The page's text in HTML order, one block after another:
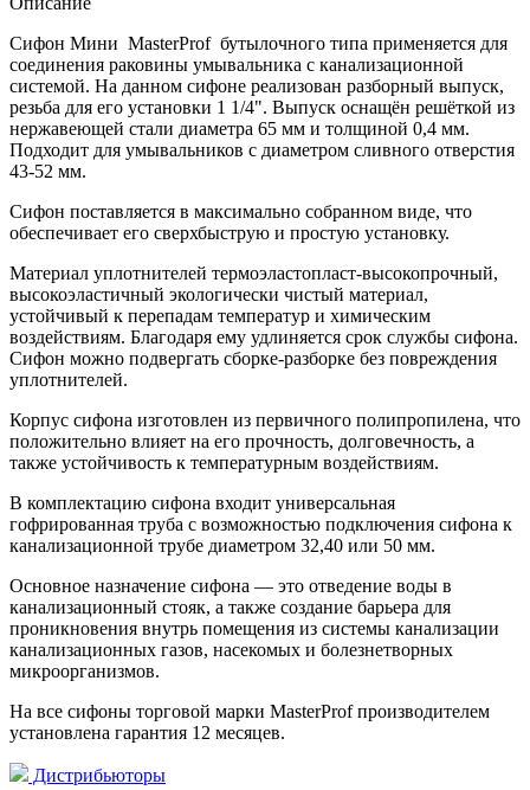
Сифон Мини MasterProf бутылочного типа применяется для
соединения раковины умывальника с канализационной
системой. На данном сифоне реализован разборный выпуск,
резьба для его установки 1 1/4". Выпуск оснащён решёткой из
нержавеющей стали диаметра 65 мм и толщиной 0,4 мм.
Подходит для умывальников с диаметром сливного отверстия
43-52 мм.
Сифон поставляется в максимально собранном виде, что
обеспечивает его сверхбыструю и простую установку.
Материал уплотнителей термоэластопласт-высокопрочный,
высокоэластичный экологически чистый материал,
устойчивый к перепадам температур и химическим
воздействиям. Благодаря ему удлиняется срок службы сифона.
Сифон можно подвергать сборке-разборке без повреждения
уплотнителей.
Корпус сифона изготовлен из первичного полипропилена, что
положительно влияет на его прочность, долговечность, а
также устойчивость к температурным воздействиям.
В комплектацию сифона входит универсальная
гофрированная труба с возможностью подключения сифона к
канализационной трубе диаметром 32,40 или 50 мм.
Основное назначение сифона — это отведение воды в
канализационный стояк, а также создание барьера для
проникновения внутрь помещения из системы канализации
канализационных газов, насекомых и болезнетворных
микроорганизмов.
На все сифоны торговой марки MasterProf производителем
установлена гарантия 12 месяцев.
Дистрибьюторы